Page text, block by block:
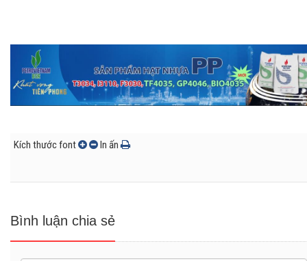
Kích thước font In ấn
Bình luận chia sẻ